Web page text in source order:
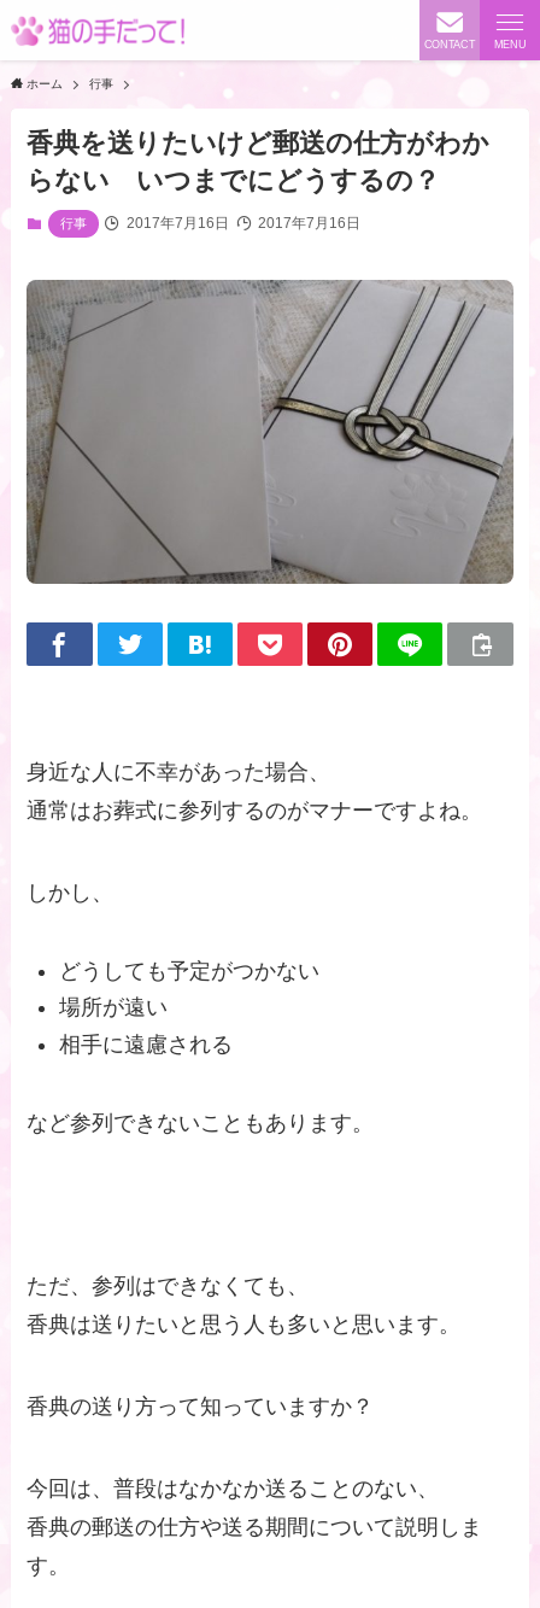
CONTACT MENU
ホーム 行事
香典を送りたいけど郵送の仕方がわか
らない いつまでにどうするの？
行事 2017年7月16日 2017年7月16日
身近な人に不幸があった場合、
通常はお葬式に参列するのがマナーですよね。
しかし、
どうしても予定がつかない
場所が遠い
相手に遠慮される
など参列できないこともあります。
ただ、参列はできなくても、
香典は送りたいと思う人も多いと思います。
香典の送り方って知っていますか？
今回は、普段はなかなか送ることのない、
香典の郵送の仕方や送る期間について説明しま
す。